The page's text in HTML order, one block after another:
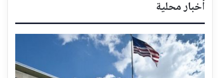
أخبار محلية